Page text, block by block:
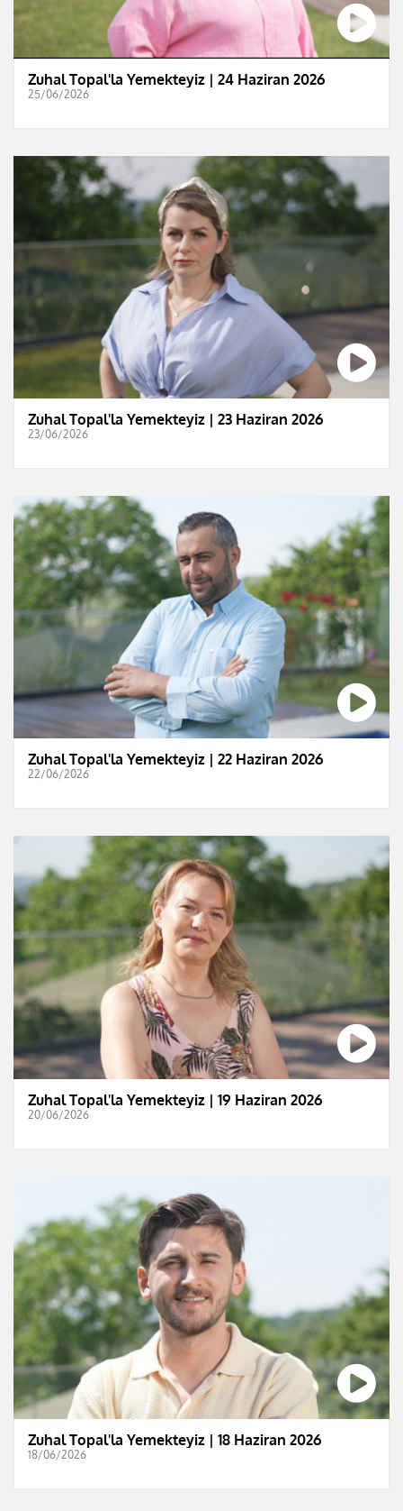
Zuhal Topal'la Yemekteyiz | 24 Haziran 2026
25/06/2026
Zuhal Topal'la Yemekteyiz | 23 Haziran 2026
23/06/2026
Zuhal Topal'la Yemekteyiz | 22 Haziran 2026
22/06/2026
Zuhal Topal'la Yemekteyiz | 19 Haziran 2026
20/06/2026
Zuhal Topal'la Yemekteyiz | 18 Haziran 2026
18/06/2026